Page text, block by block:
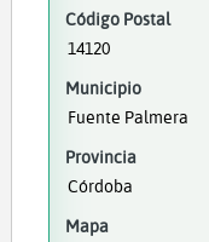
Código Postal
14120
Municipio
Fuente Palmera
Provincia
Córdoba
Mapa